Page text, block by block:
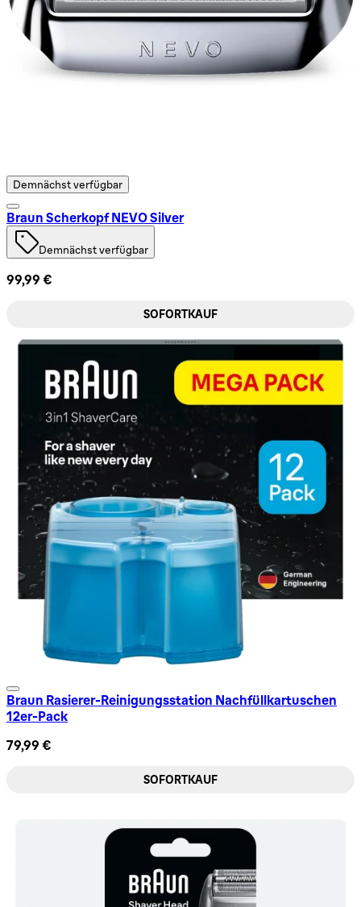
Demnächst verfügbar
Braun Scherkopf NEVO Silver
Demnächst verfügbar
99,99 €
SOFORTKAUF
Braun Rasierer-Reinigungsstation Nachfüllkartuschen
12er-Pack
79,99 €
SOFORTKAUF